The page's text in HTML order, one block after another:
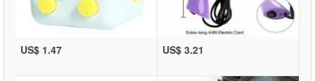
US$ 1.47 US$ 3.21